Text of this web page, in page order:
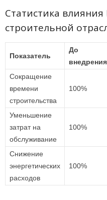
Статистика
строительной
Показатель
До
внедрения
Сокращение
времени
строительства
100%
Уменьшение
затрат на
обслуживание
100%
Снижение
энергетических
расходов
100%